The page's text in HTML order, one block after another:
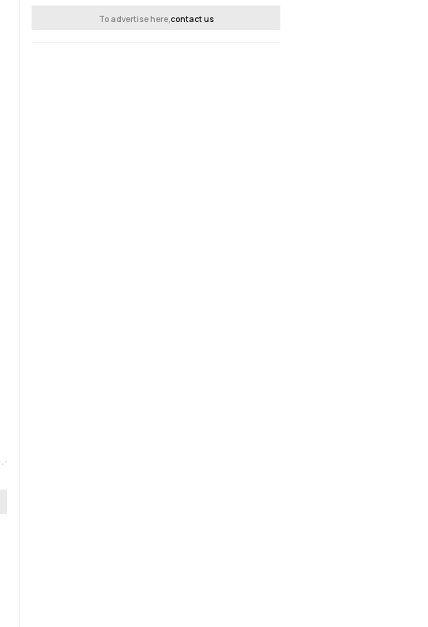
To advertise here, contact us